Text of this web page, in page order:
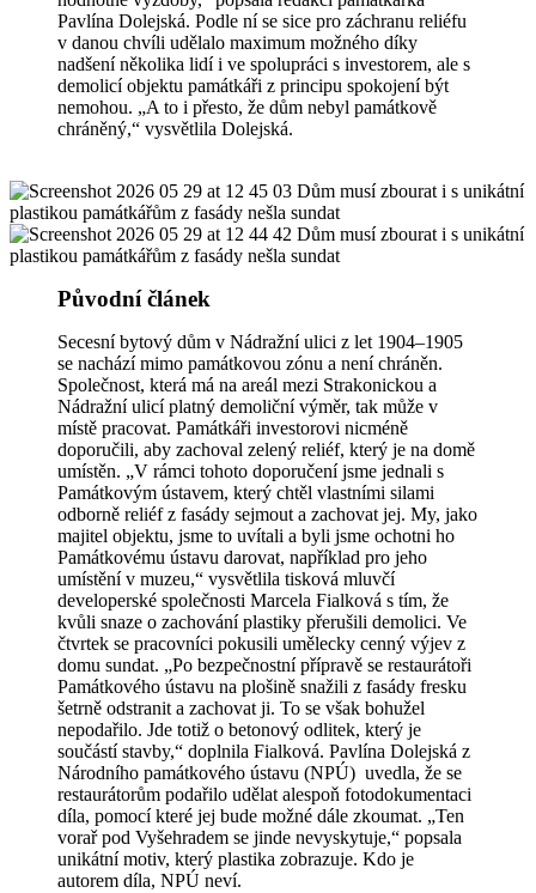
Pavlína Dolejská. Podle ní se sice pro záchranu reliéfu
v danou chvíli udělalo maximum možného díky
nadšení několika lidí i ve spolupráci s investorem, ale s
demolicí objektu památkáři z principu spokojení být
nemohou. „A to i přesto, že dům nebyl památkově
chráněný,“ vysvětlila Dolejská.
Původní článek
Secesní bytový dům v Nádražní ulici z let 1904–1905
se nachází mimo památkovou zónu a není chráněn.
Společnost, která má na areál mezi Strakonickou a
Nádražní ulicí platný demoliční výměr, tak může v
místě pracovat. Památkáři investorovi nicméně
doporučili, aby zachoval zelený reliéf, který je na domě
umístěn. „V rámci tohoto doporučení jsme jednali s
Památkovým ústavem, který chtěl vlastními silami
odborně reliéf z fasády sejmout a zachovat jej. My, jako
majitel objektu, jsme to uvítali a byli jsme ochotni ho
Památkovému ústavu darovat, například pro jeho
umístění v muzeu,“ vysvětlila tisková mluvčí
developerské společnosti Marcela Fialková s tím, že
kvůli snaze o zachování plastiky přerušili demolici. Ve
čtvrtek se pracovníci pokusili umělecky cenný výjev z
domu sundat. „Po bezpečnostní přípravě se restaurátoři
Památkového ústavu na plošině snažili z fasády fresku
šetrně odstranit a zachovat ji. To se však bohužel
nepodařilo. Jde totiž o betonový odlitek, který je
součástí stavby,“ doplnila Fialková. Pavlína Dolejská z
Národního památkového ústavu (NPÚ) uvedla, že se
restaurátorům podařilo udělat alespoň fotodokumentaci
díla, pomocí které jej bude možné dále zkoumat. „Ten
vorař pod Vyšehradem se jinde nevyskytuje,“ popsala
unikátní motiv, který plastika zobrazuje. Kdo je
autorem díla, NPÚ neví.